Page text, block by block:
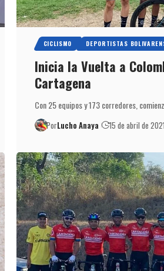
CICLISMO DEPORTISTAS
Inicia la Vuelta a
Cartagena
Con 25 equipos y 173 corredores,
PorLucho Anaya 15 de abril de 2021